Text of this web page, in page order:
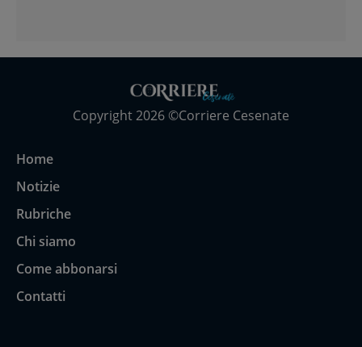
Copyright 2026 ©Corriere Cesenate
Home
Notizie
Rubriche
Chi siamo
Come abbonarsi
Contatti